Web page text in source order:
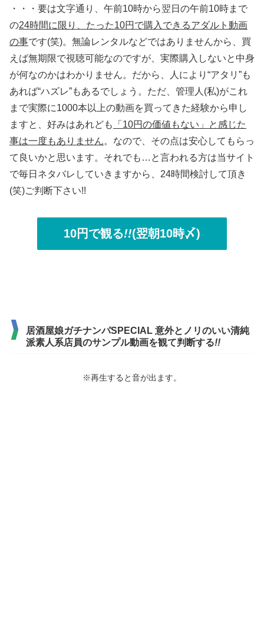
・・・要は文字通り、午前10時から翌日の午前10時まで
の24時間に限り、たった10円で購入できるアダルト動画
の事です(笑)。無論レンタルなどではありませんから、買
えば無期限で視聴可能なのですが、実際購入しないと中身
が何なのかはわかりません。だから、人により“アタリ”も
あれば“ハズレ”もあるでしょう。ただ、管理人(私)がこれ
まで実際に1000本以上の動画を買ってきた経験から申し
ますと、好みはあれども
「10円の価値もない」と感じた
事は一度もありません。なので、その点は安心してもらっ
て良いかと思います。それでも…と言われる方は当サイト
で毎日ネタバレしていきますから、24時間検討して頂き
(笑)ご判断下さい!!
10円で観る!!(翌朝10時〆)
居酒屋娘ガチナンパSPECIAL 意外とノリのいい清純
派素人系店員のサンプル動画を観て判断する!!
※再生すると音が出ます。